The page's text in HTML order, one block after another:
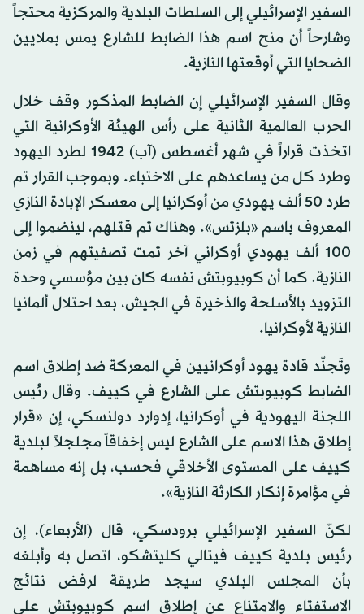
السفير الإسرائيلي إلى السلطات البلدية والمركزية محتجاً
وشارحاً أن منح اسم هذا الضابط للشارع يمس بملايين
الضحايا التي أوقعتها النازية.
وقال السفير الإسرائيلي إن الضابط المذكور وقف خلال
الحرب العالمية الثانية على رأس الهيئة الأوكرانية التي
اتخذت قراراً في شهر أغسطس (آب) 1942 لطرد اليهود
وطرد كل من يساعدهم على الاختباء. وبموجب القرار تم
طرد 50 ألف يهودي من أوكرانيا إلى معسكر الإبادة النازي
المعروف باسم «بلزتس». وهناك تم قتلهم، لينضموا إلى
100 ألف يهودي أوكراني آخر تمت تصفيتهم في زمن
النازية. كما أن كوبيوبتش نفسه كان بين مؤسسي وحدة
التزويد بالأسلحة والذخيرة في الجيش، بعد احتلال ألمانيا
النازية لأوكرانيا.
وتَجنّد قادة يهود أوكرانيين في المعركة ضد إطلاق اسم
الضابط كوبيوبتش على الشارع في كييف. وقال رئيس
اللجنة اليهودية في أوكرانيا، إدوارد دولنسكي، إن «قرار
إطلاق هذا الاسم على الشارع ليس إخفاقاً مجلجلاً لبلدية
كييف على المستوى الأخلاقي فحسب، بل إنه مساهمة
في مؤامرة إنكار الكارثة النازية».
لكنّ السفير الإسرائيلي برودسكي، قال (الأربعاء)، إن
رئيس بلدية كييف فيتالي كليتشكو، اتصل به وأبلغه
بأن المجلس البلدي سيجد طريقة لرفض نتائج
الاستفتاء والامتناع عن إطلاق اسم كوبيوبتش على